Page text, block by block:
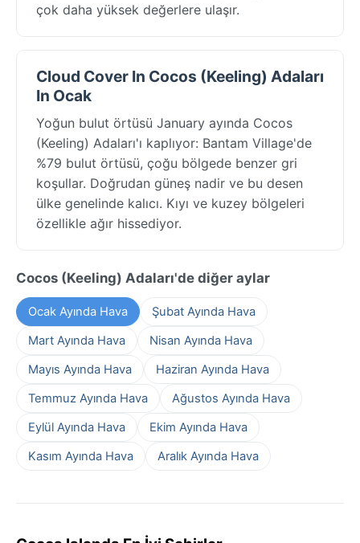
çok daha yüksek değerlere ulaşır.
Cloud Cover In Cocos (Keeling) Adaları
In Ocak
Yoğun bulut örtüsü January ayında Cocos
(Keeling) Adaları'ı kaplıyor: Bantam Village'de
%79 bulut örtüsü, çoğu bölgede benzer gri
koşullar. Doğrudan güneş nadir ve bu desen
ülke genelinde kalıcı. Kıyı ve kuzey bölgeleri
özellikle ağır hissediyor.
Cocos (Keeling) Adaları'de diğer aylar
Ocak Ayında Hava
Şubat Ayında Hava
Mart Ayında Hava
Nisan Ayında Hava
Mayıs Ayında Hava
Haziran Ayında Hava
Temmuz Ayında Hava
Ağustos Ayında Hava
Eylül Ayında Hava
Ekim Ayında Hava
Kasım Ayında Hava
Aralık Ayında Hava